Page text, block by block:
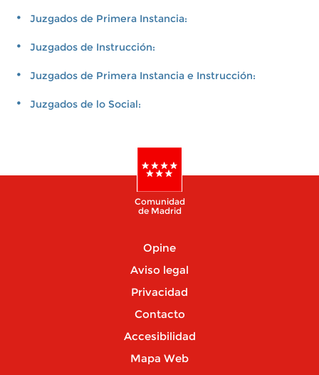
Juzgados de Primera Instancia:
Juzgados de Instrucción:
Juzgados de Primera Instancia e Instrucción:
Juzgados de lo Social:
Comunidad
de Madrid
Opine
Aviso legal
Privacidad
Contacto
Accesibilidad
Mapa Web